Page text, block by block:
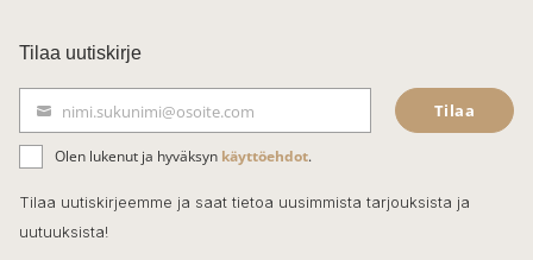
c
e
b
o
o
k
Tilaa uutiskirje
ä
h
k
nimi.sukunimi@osoite.com Tilaa
Olen lukenut ja hyväksyn käyttöehdot.
Tilaa uutiskirjeemme ja saat tietoa uusimmista tarjouksista ja
uutuuksista!